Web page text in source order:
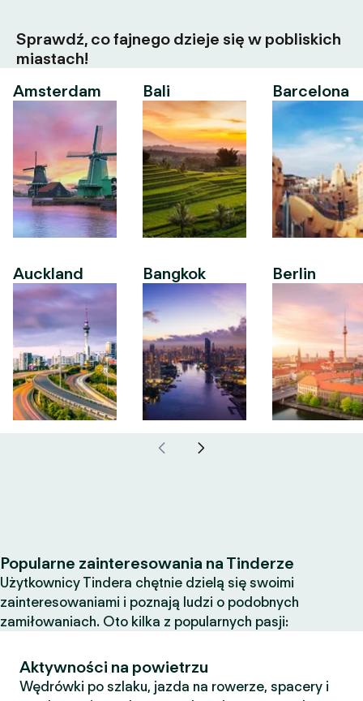
Sprawdź, co fajnego dzieje się w pobliskich
miastach!
Amsterdam
Auckland
Bali
Bangkok
Barcelona
Berlin
Popularne zainteresowania na Tinderze
Użytkownicy Tindera chętnie dzielą się swoimi
zainteresowaniami i poznają ludzi o podobnych
zamiłowaniach. Oto kilka z popularnych pasji:
Aktywności na powietrzu
Wędrówki po szlaku, jazda na rowerze, spacery i